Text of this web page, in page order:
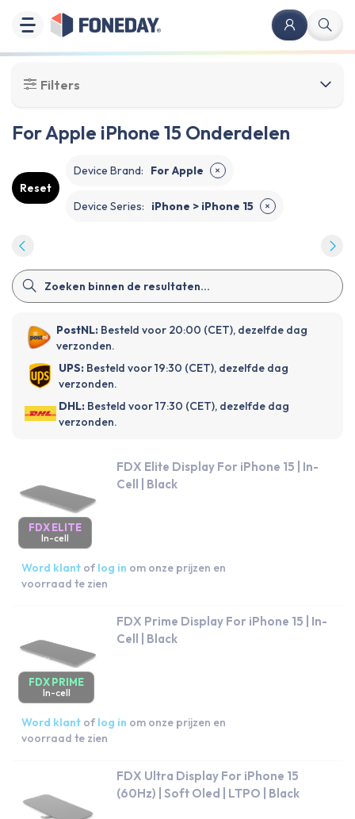
Filters
For Apple iPhone 15 Onderdelen
Reset
Device Brand: For Apple ✕
Device Series: iPhone > iPhone 15 ✕
PostNL: Besteld voor 20:00 (CET), dezelfde dag
verzonden.
UPS: Besteld voor 19:30 (CET), dezelfde dag
verzonden.
DHL: Besteld voor 17:30 (CET), dezelfde dag
verzonden.
FDX ELITE
In-cell
FDX Elite Display For iPhone 15 | In-
Cell | Black
Word klant of log in om onze prijzen en
voorraad te zien
FDX PRIME
In-cell
FDX Prime Display For iPhone 15 | In-
Cell | Black
Word klant of log in om onze prijzen en
voorraad te zien
FDX Ultra Display For iPhone 15
(60Hz) | Soft Oled | LTPO | Black